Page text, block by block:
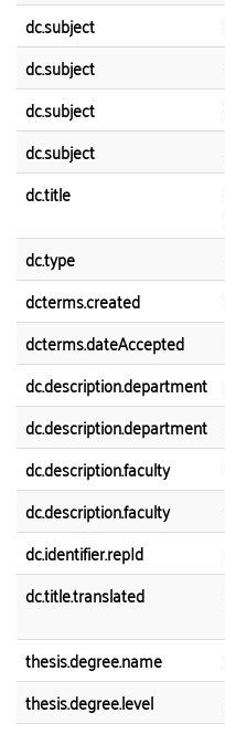
dc.subject
dc.subject
dc.subject
dc.subject
dc.title
dc.type
dcterms.created
dcterms.dateAccepted
dc.description.department
dc.description.department
dc.description.faculty
dc.description.faculty
dc.identifier.repId
dc.title.translated
thesis.degree.name
thesis.degree.level